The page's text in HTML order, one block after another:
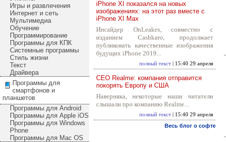
Игры и развлечения
Интернет и сеть
Мультимедиа
Обучение
Программирование
Программы для КПК
Системные программы
Стиль жизни
Текст
Драйвера
Программы для
смартфонов и
планшетов
Программы для Android
Программы для Apple iOS
Программы для Windows
Phone
Программы для Mac OS
iPhone XI показался на новых
изображениях: на этот раз вместе с
iPhone XI Max
Инсайдер OnLeakes, совместно с
изданием Cashkaro, продолжает
публиковать качественные изображения
будущих iPhone 2019...
полный текст | 15:40 29 апреля
CEO Realme: компания отправится
покорять Европу и США
Наверняка, некоторые наши читатели
слышали про компанию Realme...
полный текст | 15:40 29 апреля
Весь блог о софте